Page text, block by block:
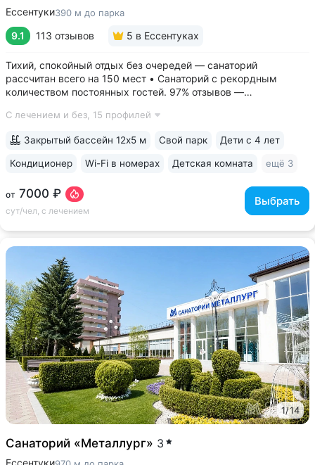
Ессентуки390 м до парка
9.1 113 отзывов 5 в Ессентуках
Тихий, спокойный отдых без очередей — санаторий
рассчитан всего на 150 мест • Санаторий с рекордным
количеством постоянных гостей. 97% отзывов —
до Грязелечебницы им. Семашко и бюветов минеральной
С лечением и без, 15 профилей
от 7000 ₽
сут/чел, с лечением
Выбрать
Закрытый бассейн 12х5 м Свой парк Дети с 4 лет
Кондиционер Wi-Fi в номерах Детская комната ещё 3
1/14
Санаторий «Металлург» 3